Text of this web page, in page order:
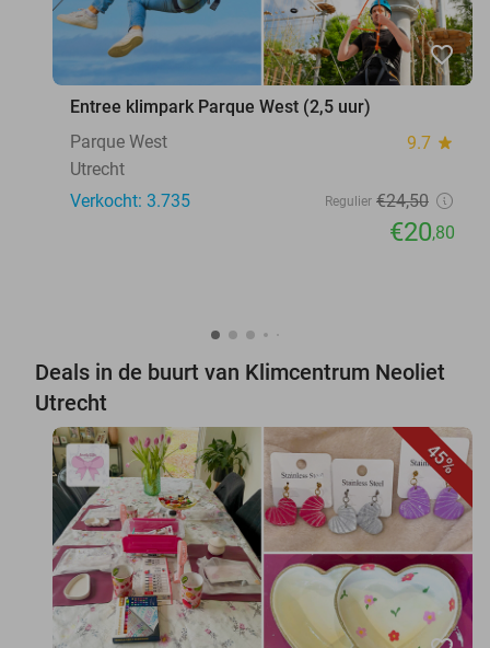
favorite_border
Entree klimpark Parque West (2,5 uur)
Parque West
9.7 star
Utrecht
Verkocht: 3.735
Regulier €24,50
€20,80
Deals in de buurt van Klimcentrum Neoliet
Utrecht
45%